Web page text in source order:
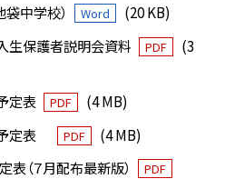
中学校）
Word
(20 KB)
生保護者説明会資料
PDF
(3
定表
PDF
(4 MB)
定表
PDF
(4 MB)
（７月配布最新版）
PDF